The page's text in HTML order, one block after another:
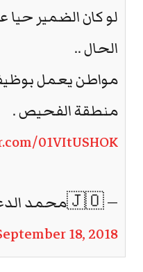
لو كان الضمير حيا
الحال ..
مواطن يعمل
منطقة الفحيص .
01VItUSHOK
18, 2018